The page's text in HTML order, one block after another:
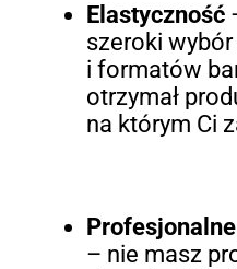
Elastyczność
szeroki
i formatów
otrzymał
na którym Ci
– nie masz